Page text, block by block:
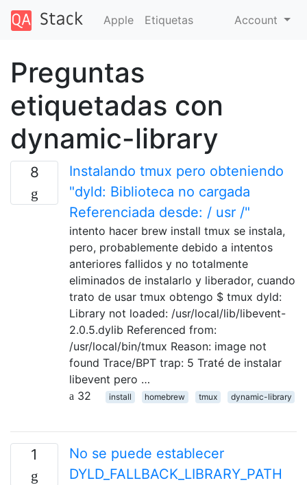
Apple Etiquetas Account
Preguntas
etiquetadas con
dynamic-library
8
Instalando tmux pero obteniendo
"dyld: Biblioteca no cargada
Referenciada desde: / usr /"
intento hacer brew install tmux se instala,
pero, probablemente debido a intentos
anteriores fallidos y no totalmente
eliminados de instalarlo y liberador, cuando
trato de usar tmux obtengo $ tmux dyld:
Library not loaded: /usr/local/lib/libevent-
2.0.5.dylib Referenced from:
/usr/local/bin/tmux Reason: image not
found Trace/BPT trap: 5 Traté de instalar
libevent pero …
32
install homebrew tmux dynamic-library
1
No se puede establecer
DYLD_FALLBACK_LIBRARY_PATH